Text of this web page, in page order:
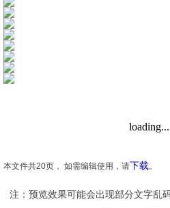
本文件共20页， 如需编辑使用，请下载。
注：预览效果可能会出现部分文字乱